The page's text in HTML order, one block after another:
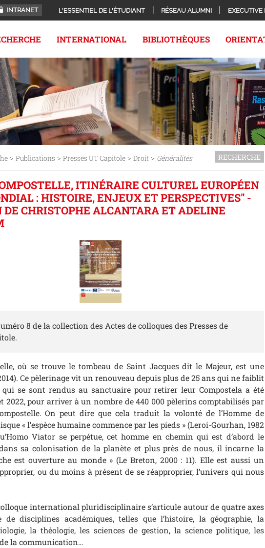
INTRANET L'ESSENTIEL DE L'ÉTUDIANT RÉSEAU ALUMNI EXECUTIVE
INTERNATIONAL BIBLIOTHÈQUES
> Publications > Presses UT Capitole> Droit> Généralités RECHERCHE
ITINÉRAIRE CULTUREL EUROPÉEN
: HISTOIRE, ENJEUX ET PERSPECTIVES" -
DE CHRISTOPHE ALCANTARA ET ADELINE
8 de la collection des Actes de colloques des Presses de
où se trouve le tombeau de Saint Jacques dit le Majeur, est une
Ce pèlerinage vit un renouveau depuis plus de 25 ans qui ne faiblit
se sont rendus au sanctuaire pour retirer leur Compostela a été
2022, pour arriver à un nombre de 440 000 pèlerins comptabilisés par
On peut dire que cela traduit la volonté de l’Homme de
« l’espèce humaine commence par les pieds » (Leroi-Gourhan, 1982
Viator se perpétue, cet homme en chemin qui est d’abord le
sa colonisation de la planète et plus près de nous, il incarne la
est ouverture au monde » (Le Breton, 2000 : 11). Elle est aussi un
ou du moins à présent de se réapproprier, l’univers qui nous
international pluridisciplinaire s’articule autour de quatre axes
disciplines académiques, telles que l’histoire, la géographie, la
la théologie, les sciences de gestion, la science politique, les
la communication…